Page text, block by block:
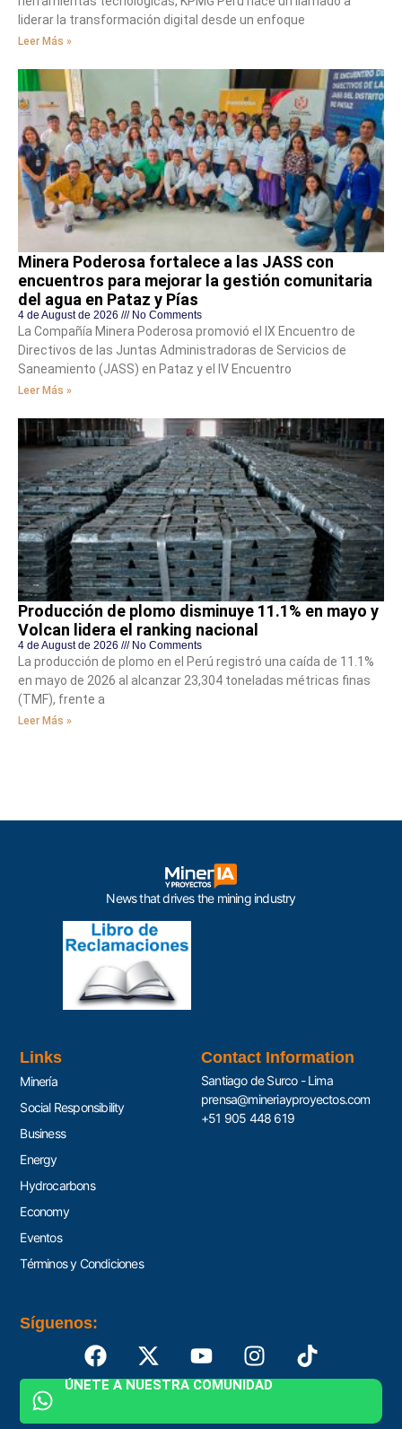
liderar la transformación digital desde un enfoque
Leer Más »
Minera Poderosa fortalece a las JASS con
encuentros para mejorar la gestión comunitaria
del agua en Pataz y Pías
4 de August de 2026 No Comments
La Compañía Minera Poderosa promovió el IX Encuentro de
Directivos de las Juntas Administradoras de Servicios de
Saneamiento (JASS) en Pataz y el IV Encuentro
Leer Más »
Producción de plomo disminuye 11.1% en mayo y
Volcan lidera el ranking nacional
4 de August de 2026 No Comments
La producción de plomo en el Perú registró una caída de 11.1%
en mayo de 2026 al alcanzar 23,304 toneladas métricas finas
(TMF), frente a
Leer Más »
News that drives the mining industry
Links
Minería
Social Responsibility
Business
Energy
Hydrocarbons
Economy
Eventos
Términos y Condiciones
Contact Information
Santiago de Surco - Lima
prensa@mineriayproyectos.com
+51 905 448 619
Síguenos:
ÚNETE A NUESTRA COMUNIDAD